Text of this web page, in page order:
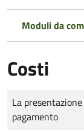
Moduli da
Costi
Tipo di pagamento
Importo
La
pagamento